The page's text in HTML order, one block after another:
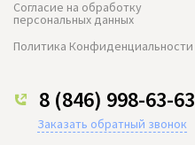
Согласие на обработку
персональных данных
Политика Конфиденциальности
8 (846) 998-63-63
Заказать обратный звонок